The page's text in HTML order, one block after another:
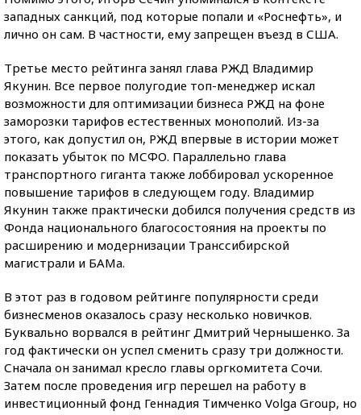
западных санкций, под которые попали и «Роснефть», и
лично он сам. В частности, ему запрещен въезд в США.
Третье место рейтинга занял глава РЖД Владимир
Якунин. Все первое полугодие топ-менеджер искал
возможности для оптимизации бизнеса РЖД на фоне
заморозки тарифов естественных монополий. Из-за
этого, как допустил он, РЖД впервые в истории может
показать убыток по МСФО. Параллельно глава
транспортного гиганта также лоббировал ускоренное
повышение тарифов в следующем году. Владимир
Якунин также практически добился получения средств из
Фонда национального благосостояния на проекты по
расширению и модернизации Транссибирской
магистрали и БАМа.
В этот раз в годовом рейтинге популярности среди
бизнесменов оказалось сразу несколько новичков.
Буквально ворвался в рейтинг Дмитрий Чернышенко. За
год фактически он успел сменить сразу три должности.
Сначала он занимал кресло главы оргкомитета Сочи.
Затем после проведения игр перешел на работу в
инвестиционный фонд Геннадия Тимченко Volga Group, но